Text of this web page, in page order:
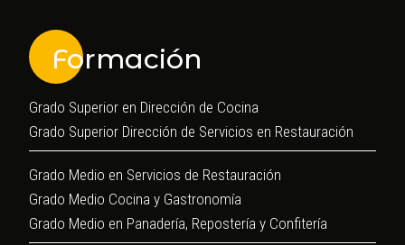
Formación
Grado Superior en Dirección de Cocina
Grado Superior Dirección de Servicios en Restauración
Grado Medio en Servicios de Restauración
Grado Medio Cocina y Gastronomía
Grado Medio en Panadería, Repostería y Confitería